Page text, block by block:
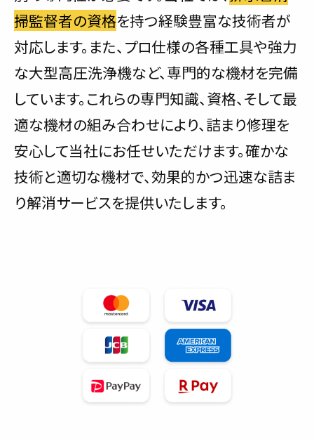
掃監督者の資格を持つ経験豊富な技術者が
対応します。また、プロ仕様の各種工具や強力
な大型高圧洗浄機など、専門的な機材を完備
しています。これらの専門知識、資格、そして最
適な機材の組み合わせにより、詰まり修理を
安心して当社にお任せいただけます。確かな
技術と適切な機材で、効果的かつ迅速な詰ま
り解消サービスを提供いたします。